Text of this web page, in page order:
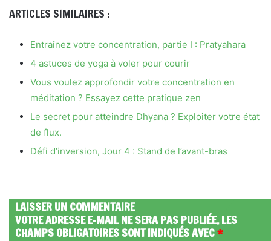
ARTICLES SIMILAIRES :
Entraînez votre concentration, partie I : Pratyahara
4 astuces de yoga à voler pour courir
Vous voulez approfondir votre concentration en
méditation ? Essayez cette pratique zen
Le secret pour atteindre Dhyana ? Exploiter votre état
de flux.
Défi d’inversion, Jour 4 : Stand de l’avant-bras
LAISSER UN COMMENTAIRE
VOTRE ADRESSE E-MAIL NE SERA PAS PUBLIÉE.LES
CHAMPS OBLIGATOIRES SONT INDIQUÉS AVEC*